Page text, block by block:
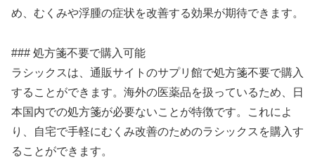
め、むくみや浮腫の症状を改善する効果が期待できます。
### 処方箋不要で購入可能
ラシックスは、通販サイトのサプリ館で処方箋不要で購入
することができます。海外の医薬品を扱っているため、日
本国内での処方箋が必要ないことが特徴です。これによ
り、自宅で手軽にむくみ改善のためのラシックスを購入す
ることができます。